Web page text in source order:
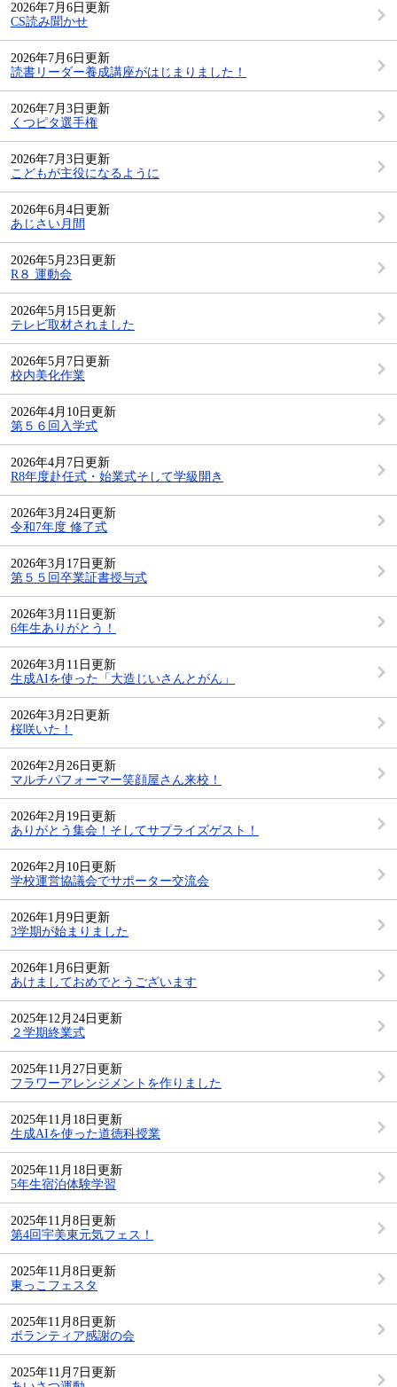
2026年7月6日更新
CS読み聞かせ
2026年7月6日更新
読書リーダー養成講座がはじまりました！
2026年7月3日更新
くつピタ選手権
2026年7月3日更新
こどもが主役になるように
2026年6月4日更新
あじさい月間
2026年5月23日更新
R８ 運動会
2026年5月15日更新
テレビ取材されました
2026年5月7日更新
校内美化作業
2026年4月10日更新
第５６回入学式
2026年4月7日更新
R8年度赴任式・始業式そして学級開き
2026年3月24日更新
令和7年度 修了式
2026年3月17日更新
第５５回卒業証書授与式
2026年3月11日更新
6年生ありがとう！
2026年3月11日更新
生成AIを使った「大造じいさんとがん」
2026年3月2日更新
桜咲いた！
2026年2月26日更新
マルチパフォーマー笑顔屋さん来校！
2026年2月19日更新
ありがとう集会！そしてサプライズゲスト！
2026年2月10日更新
学校運営協議会でサポーター交流会
2026年1月9日更新
3学期が始まりました
2026年1月6日更新
あけましておめでとうございます
2025年12月24日更新
２学期終業式
2025年11月27日更新
フラワーアレンジメントを作りました
2025年11月18日更新
生成AIを使った道徳科授業
2025年11月18日更新
5年生宿泊体験学習
2025年11月8日更新
第4回宇美東元気フェス！
2025年11月8日更新
東っこフェスタ
2025年11月8日更新
ボランティア感謝の会
2025年11月7日更新